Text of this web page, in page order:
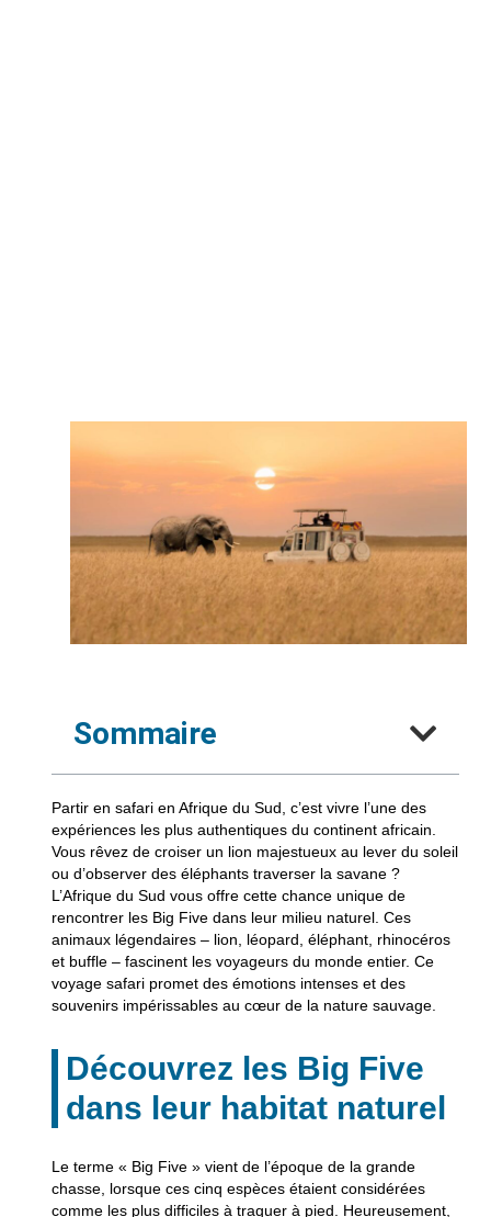
Sommaire
Partir en safari en Afrique du Sud, c’est vivre l’une des
expériences les plus authentiques du continent africain.
Vous rêvez de croiser un lion majestueux au lever du soleil
ou d’observer des éléphants traverser la savane ?
L’Afrique du Sud vous offre cette chance unique de
rencontrer les Big Five dans leur milieu naturel. Ces
animaux légendaires – lion, léopard, éléphant, rhinocéros
et buffle – fascinent les voyageurs du monde entier. Ce
voyage safari promet des émotions intenses et des
souvenirs impérissables au cœur de la nature sauvage.
Découvrez les Big Five
dans leur habitat naturel
Le terme « Big Five » vient de l’époque de la grande
chasse, lorsque ces cinq espèces étaient considérées
comme les plus difficiles à traquer à pied. Heureusement,